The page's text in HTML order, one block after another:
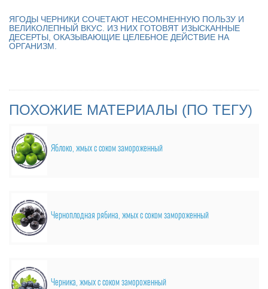
ЯГОДЫ ЧЕРНИКИ СОЧЕТАЮТ НЕСОМНЕННУЮ ПОЛЬЗУ И
ВЕЛИКОЛЕПНЫЙ ВКУС. ИЗ НИХ ГОТОВЯТ ИЗЫСКАННЫЕ
ДЕСЕРТЫ, ОКАЗЫВАЮЩИЕ ЦЕЛЕБНОЕ ДЕЙСТВИЕ НА
ОРГАНИЗМ.
ПОХОЖИЕ МАТЕРИАЛЫ (ПО ТЕГУ)
Яблоко, жмых с соком замороженный
Черноплодная рябина, жмых с соком замороженный
Черника, жмых с соком замороженный